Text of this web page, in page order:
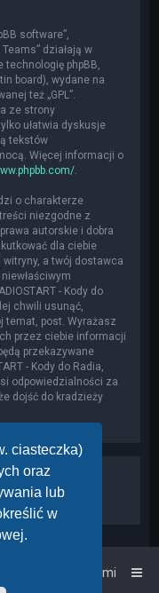
ciasteczka)
oraz
lub
w
software”,
Teams” działają w
phpBB,
board), wydane na
też „GPL”.
ze strony
ułatwia dyskusje
tekstów
Więcej informacji o
o charakterze
niezgodne z
autorskie i dobra
dla ciebie
a twój dostawca
- Kody do
chwili usunąć,
temat, post. Wyrażasz
przez ciebie informacji
przekazywane
- Kody do Radia,
odpowiedzialności za
dojść do kradzieży
Kontakt z nami